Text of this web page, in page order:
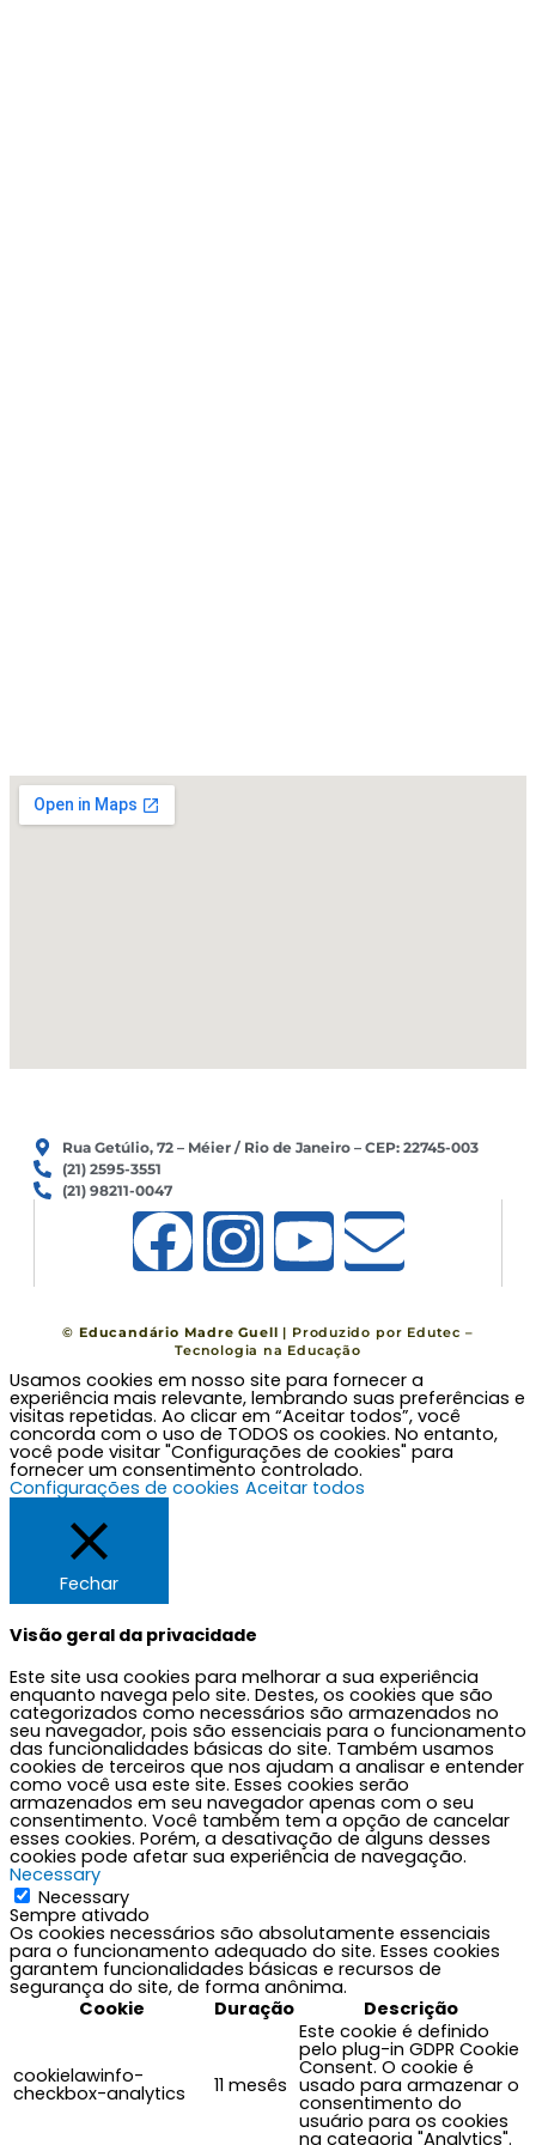
Rua Getúlio, 72 – Méier / Rio de Janeiro – CEP: 22745-003
(21) 2595-3551
(21) 98211-0047
F
a
c
e
b
o
k
I
n
s
t
a
a
m
Y
o
u
t
u
E
n
v
e
l
e
©Educandário Madre Guell | Produzido por Edutec –
Tecnologia na Educação
Usamos cookies em nosso site para fornecer a
experiência mais relevante, lembrando suas preferências e
visitas repetidas. Ao clicar em “Aceitar todos”, você
concorda com o uso de TODOS os cookies. No entanto,
você pode visitar "Configurações de cookies" para
fornecer um consentimento controlado.
Configurações de cookies Aceitar todos
Fechar
Visão geral da privacidade
Este site usa cookies para melhorar a sua experiência
enquanto navega pelo site. Destes, os cookies que são
categorizados como necessários são armazenados no
seu navegador, pois são essenciais para o funcionamento
das funcionalidades básicas do site. Também usamos
cookies de terceiros que nos ajudam a analisar e entender
como você usa este site. Esses cookies serão
armazenados em seu navegador apenas com o seu
consentimento. Você também tem a opção de cancelar
esses cookies. Porém, a desativação de alguns desses
cookies pode afetar sua experiência de navegação.
Necessary
Necessary
Sempre ativado
Os cookies necessários são absolutamente essenciais
para o funcionamento adequado do site. Esses cookies
garantem funcionalidades básicas e recursos de
segurança do site, de forma anônima.
Cookie
Duração Descrição
cookielawinfo-
checkbox-analytics 11 mesês
Este cookie é definido
pelo plug-in GDPR Cookie
Consent. O cookie é
usado para armazenar o
consentimento do
usuário para os cookies
na categoria "Analytics".